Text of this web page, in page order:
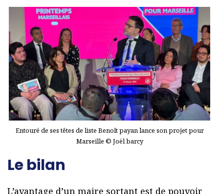
Entouré de ses têtes de liste Benoît payan lance son projet pour
Marseille © Joël barcy
Le bilan
L’avantage d’un maire sortant est de pouvoir